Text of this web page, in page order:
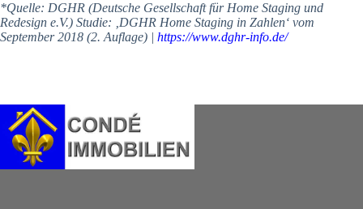
*Quelle: DGHR (Deutsche Gesellschaft für Home Staging und
Redesign e.V.) Studie: ‚DGHR Home Staging in Zahlen‘ vom
September 2018 (2. Auflage) | https://www.dghr-info.de/